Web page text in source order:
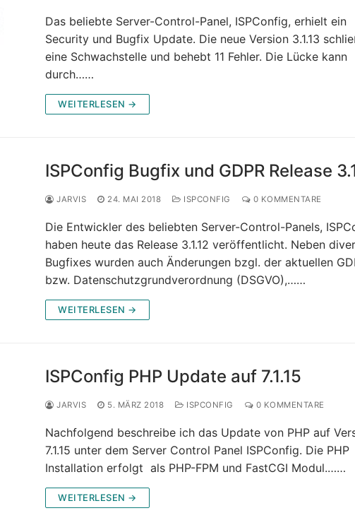
Das beliebte Server-Control-Panel, ISPConfig, erhielt ein
Security und Bugfix Update. Die neue Version 3.1.13
eine Schwachstelle und behebt 11 Fehler. Die Lücke kann
durch……
WEITERLESEN →
ISPConfig Bugfix und GDPR Release
JARVIS 24. MAI 2018 ISPCONFIG 0 KOMMENTARE
Die Entwickler des beliebten Server-Control-Panels,
haben heute das Release 3.1.12 veröffentlicht. Neben
Bugfixes wurden auch Änderungen bzgl. der aktuellen
bzw. Datenschutzgrundverordnung (DSGVO),……
WEITERLESEN →
ISPConfig PHP Update auf 7.1.15
JARVIS 5. MÄRZ 2018 ISPCONFIG 0 KOMMENTARE
Nachfolgend beschreibe ich das Update von PHP auf
7.1.15 unter dem Server Control Panel ISPConfig. Die PHP
Installation erfolgt als PHP-FPM und FastCGI Modul.……
WEITERLESEN →